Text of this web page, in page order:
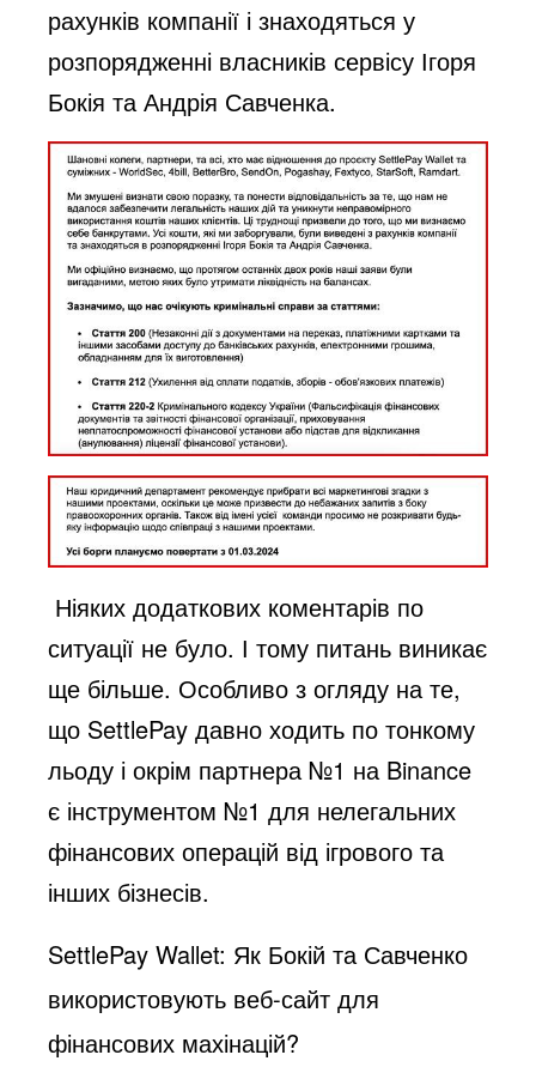
рахунків компанії і знаходяться у
розпорядженні власників сервісу Ігоря
Бокія та Андрія Савченка.
Ніяких додаткових коментарів по
ситуації не було. І тому питань виникає
ще більше. Особливо з огляду на те,
що SettlePay давно ходить по тонкому
льоду і окрім партнера №1 на Binance
є інструментом №1 для нелегальних
фінансових операцій від ігрового та
інших бізнесів.
SettlePay Wallet: Як Бокій та Савченко
використовують веб-сайт для
фінансових махінацій?